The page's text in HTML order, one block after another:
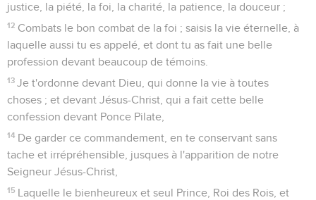
justice, la piété, la foi, la charité, la patience, la douceur ;
12 Combats le bon combat de la foi ; saisis la vie éternelle, à
laquelle aussi tu es appelé, et dont tu as fait une belle
profession devant beaucoup de témoins.
13 Je t'ordonne devant Dieu, qui donne la vie à toutes
choses ; et devant Jésus-Christ, qui a fait cette belle
confession devant Ponce Pilate,
14 De garder ce commandement, en te conservant sans
tache et irrépréhensible, jusques à l'apparition de notre
Seigneur Jésus-Christ,
15 Laquelle le bienheureux et seul Prince, Roi des Rois, et